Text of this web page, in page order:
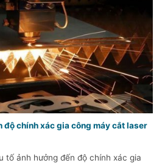
độ chính xác gia công máy cắt laser
tố ảnh hưởng đến độ chính xác gia